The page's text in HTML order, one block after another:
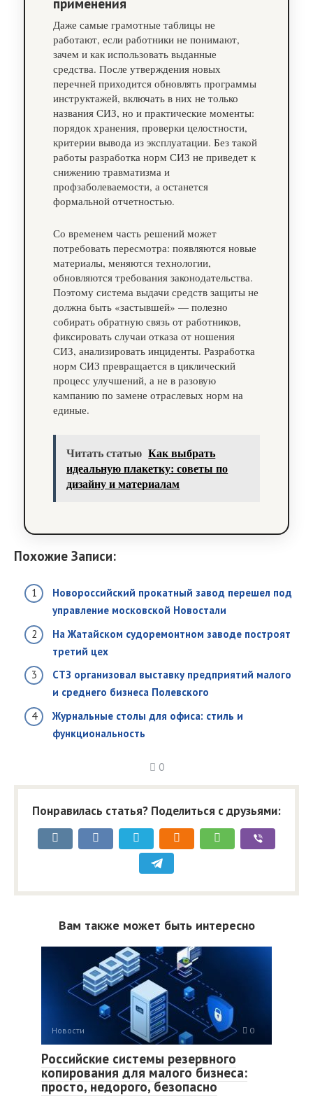
Даже самые грамотные таблицы не
работают, если работники не понимают,
зачем и как использовать выданные
средства. После утверждения новых
перечней приходится обновлять программы
инструктажей, включать в них не только
названия СИЗ, но и практические моменты:
порядок хранения, проверки целостности,
критерии вывода из эксплуатации. Без такой
работы разработка норм СИЗ не приведет к
снижению травматизма и
профзаболеваемости, а останется
формальной отчетностью.
Со временем часть решений может
потребовать пересмотра: появляются новые
материалы, меняются технологии,
обновляются требования законодательства.
Поэтому система выдачи средств защиты не
должна быть «застывшей» — полезно
собирать обратную связь от работников,
фиксировать случаи отказа от ношения
СИЗ, анализировать инциденты. Разработка
норм СИЗ превращается в циклический
процесс улучшений, а не в разовую
кампанию по замене отраслевых норм на
единые.
Читать статью Как выбрать
идеальную плакетку: советы по
дизайну и материалам
Похожие Записи:
Новороссийский прокатный завод перешел под
управление московской Новостали
На Жатайском судоремонтном заводе построят
третий цех
СТЗ организовал выставку предприятий малого
и среднего бизнеса Полевского
Журнальные столы для офиса: стиль и
функциональность
0
Понравилась статья? Поделиться с друзьями:
Вам также может быть интересно
Новости 0
Российские системы резервного
копирования для малого бизнеса:
просто, недорого, безопасно